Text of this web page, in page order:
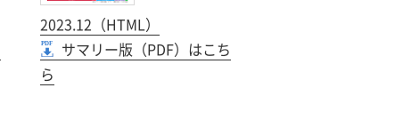
2023.12（HTML）
サマリー版（PDF）はこち
ら